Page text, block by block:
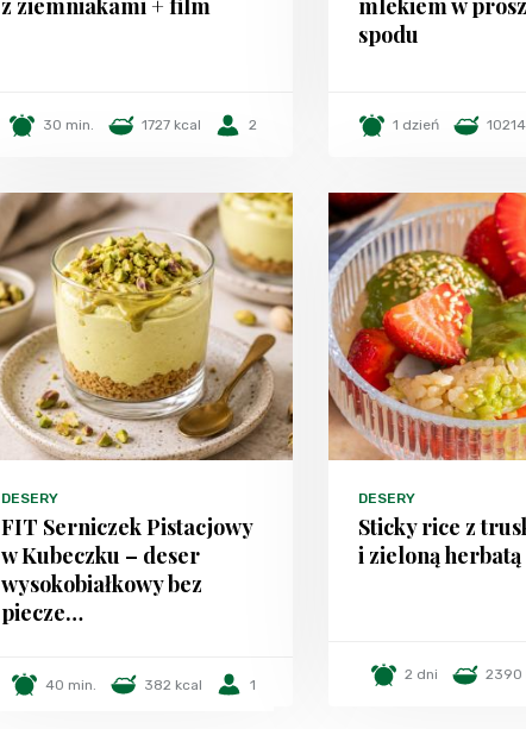
z ziemniakami + film
30 min. 1727 kcal 2
mlekiem w
spodu
1 dzień
DESERY
FIT Serniczek Pistacjowy
w Kubeczku – deser
wysokobiałkowy bez
piecze…
40 min. 382 kcal 1
DESERY
Sticky rice z
i zieloną
2 dni 2390